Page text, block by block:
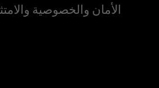
الأمان والخصوصية